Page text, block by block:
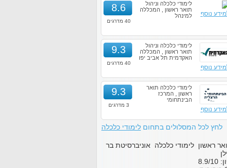
נוסף
8.6
40 מדרגים
לימודי כלכלה וניהול
תואר ראשון , המכללה
למינהל
נוסף
9.3
40 מדרגים
לימודי כלכלה וניהול
תואר ראשון , המכללה
האקדמית תל אביב יפו
נוסף
9.3
3 מדרגים
לימודי כלכלה תואר
ראשון , המרכז
הבינתחומי
לחץ לכל המסלולים בתחום לימודי כלכלה
ראשון לימודי כלכלה אוניברסיטת בר
8.9/10